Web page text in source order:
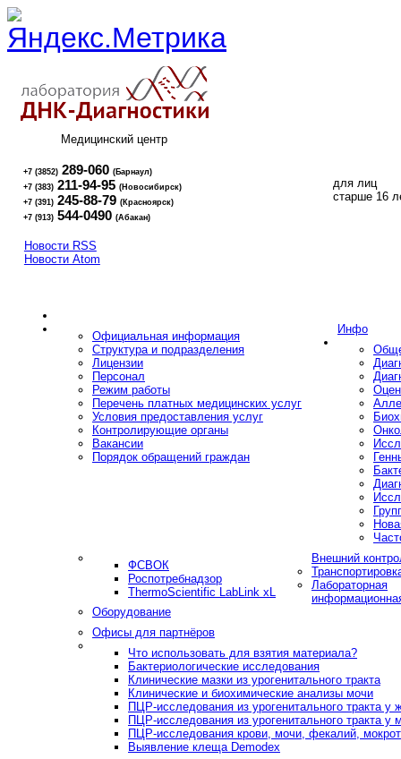
Медицинский центр
+7 (3852) 289-060 (Барнаул)
+7 (383) 211-94-95 (Новосибирск)
+7 (391) 245-88-79 (Красноярск)
+7 (913) 544-0490 (Абакан)
для лиц
старше 16
Новости RSS
Новости Atom
Инфо
Официальная информация
Структура и подразделения
Лицензии
Персонал
Режим работы
Перечень платных медицинских услуг
Условия предоставления услуг
Контролирующие органы
Вакансии
Порядок обращений граждан
Внешний
ФСВОК
Роспотребнадзор
ThermoScientific LabLink xL
Лабораторная
Оборудование
Офисы для партнёров
Что использовать для взятия материала?
Бактериологические исследования
Клинические мазки из урогенитального тракта
Клинические и биохимические анализы мочи
ПЦР-исследования из урогенитального тракта у
ПЦР-исследования из урогенитального тракта у
ПЦР-исследования крови, мочи, фекалий,
Выявление клеща Demodex